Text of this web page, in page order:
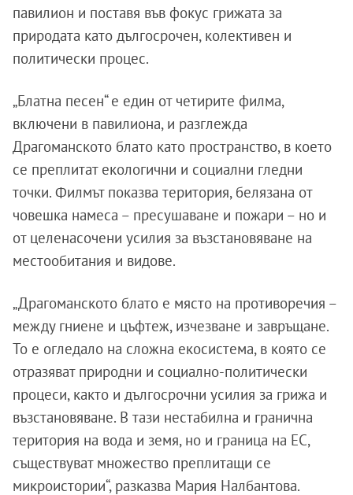
павилион и поставя във фокус грижата за
природата като дългосрочен, колективен и
политически процес.
„Блатна песен“ е един от четирите филма,
включени в павилиона, и разглежда
Драгоманското блато като пространство, в което
се преплитат екологични и социални гледни
точки. Филмът показва територия, белязана от
човешка намеса – пресушаване и пожари – но и
от целенасочени усилия за възстановяване на
местообитания и видове.
„Драгоманското блато е място на противоречия –
между гниене и цъфтеж, изчезване и завръщане.
То е огледало на сложна екосистема, в която се
отразяват природни и социално-политически
процеси, както и дългосрочни усилия за грижа и
възстановяване. В тази нестабилна и гранична
територия на вода и земя, но и граница на ЕС,
съществуват множество преплитащи се
микроистории“, разказва Мария Налбантова.